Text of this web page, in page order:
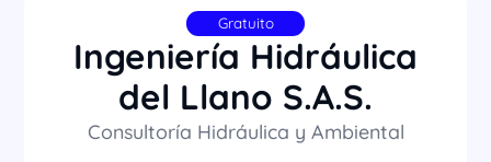
Gratuito
Ingeniería Hidráulica
del Llano S.A.S.
Consultoría Hidráulica y Ambiental